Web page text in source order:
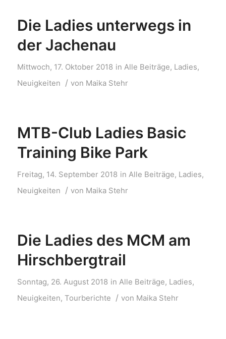
Die Ladies unterwegs in
der Jachenau
Mittwoch, 17. Oktober 2018 in Alle Beiträge, Ladies,
Neuigkeiten
/ von Maika Stehr
MTB-Club Ladies Basic
Training Bike Park
Freitag, 14. September 2018 in Alle Beiträge, Ladies,
Neuigkeiten
/ von Maika Stehr
Die Ladies des MCM am
Hirschbergtrail
Sonntag, 26. August 2018 in Alle Beiträge, Ladies,
Neuigkeiten, Tourberichte / von Maika Stehr